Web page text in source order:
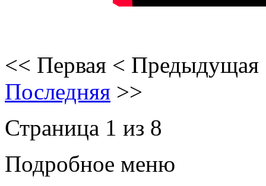
<< Первая < Предыдущая
Последняя >>
Страница 1 из 8
Подробное меню